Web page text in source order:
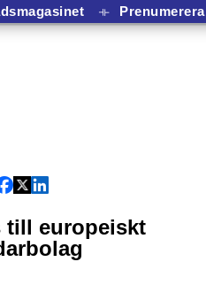
⟛ Prenumerera
till europeiskt